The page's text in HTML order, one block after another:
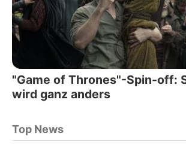
"Game of Thrones"-Spin-off:
wird ganz anders
Top News